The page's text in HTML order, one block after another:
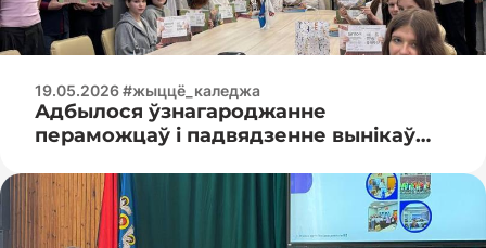
19.05.2026 #жыццё_каледжа
Адбылося ўзнагароджанне
пераможцаў і падвядзенне вынікаў
вайну»